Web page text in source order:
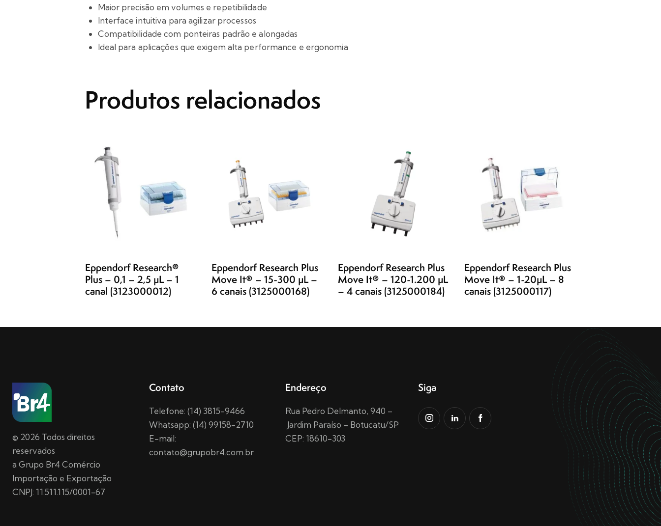
Maior precisão em volumes e repetibilidade
Interface intuitiva para agilizar processos
Compatibilidade com ponteiras padrão e alongadas
Ideal para aplicações que exigem alta performance e ergonomia
Produtos relacionados
Eppendorf Research®
Plus – 0,1 – 2,5 µL – 1
canal (3123000012)
Eppendorf Research Plus
Move It® – 15-300 µL –
6 canais (3125000168)
Eppendorf Research Plus
Move It® – 120-1.200 µL
– 4 canais (3125000184)
Eppendorf Research Plus
Move It® – 1-20µL – 8
canais (3125000117)
© 2026 Todos direitos
reservados
a Grupo Br4 Comércio
Importação e Exportação
CNPJ: 11.511.115/0001-67
Contato
Telefone: (14) 3815-9466
Whatsapp: (14) 99158-2710
E-mail:
contato@grupobr4.com.br
Endereço
Rua Pedro Delmanto, 940 –
Jardim Paraíso – Botucatu/SP
CEP: 18610-303
Siga